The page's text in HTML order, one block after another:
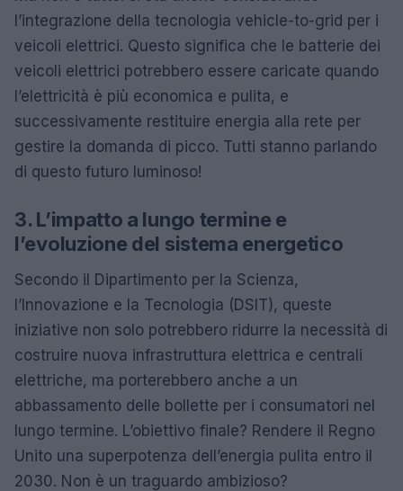
l’integrazione della tecnologia vehicle-to-grid per i
veicoli elettrici. Questo significa che le batterie dei
veicoli elettrici potrebbero essere caricate quando
l’elettricità è più economica e pulita, e
successivamente restituire energia alla rete per
gestire la domanda di picco. Tutti stanno parlando
di questo futuro luminoso!
3. L’impatto a lungo termine e
l’evoluzione del sistema energetico
Secondo il Dipartimento per la Scienza,
l’Innovazione e la Tecnologia (DSIT), queste
iniziative non solo potrebbero ridurre la necessità di
costruire nuova infrastruttura elettrica e centrali
elettriche, ma porterebbero anche a un
abbassamento delle bollette per i consumatori nel
lungo termine. L’obiettivo finale? Rendere il Regno
Unito una superpotenza dell’energia pulita entro il
2030. Non è un traguardo ambizioso?